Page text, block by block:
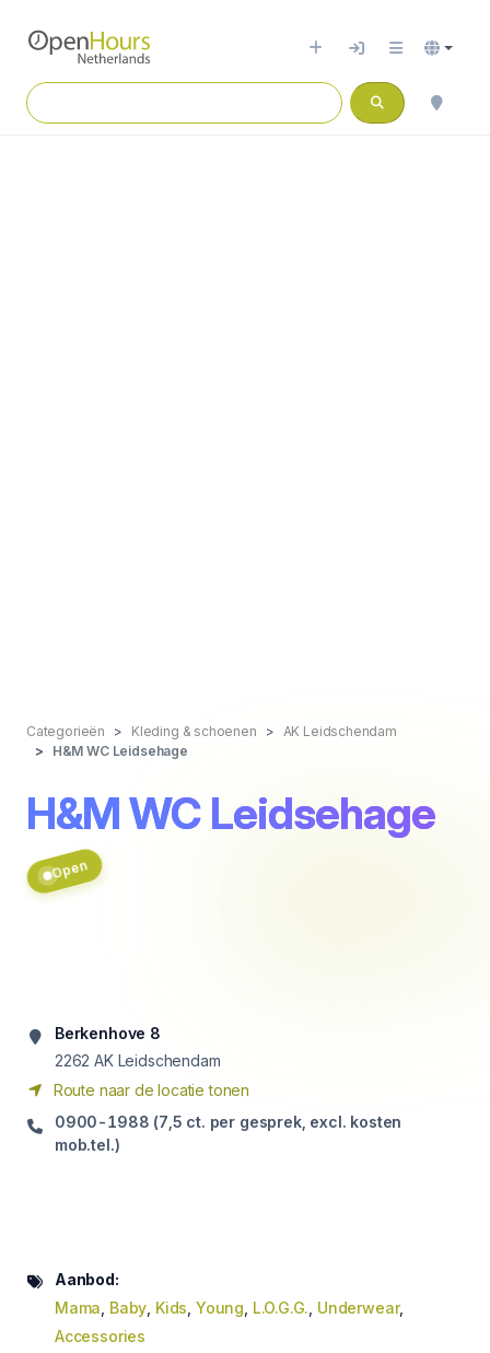
Categorieën Kleding & schoenen
AK Leidschendam
H&M WC Leidsehage
H&M WC Leidsehage
Open
Berkenhove 8
2262 AK Leidschendam
Route naar de locatie tonen
0900-1988 (7,5 ct. per gesprek, excl. kosten
mob.tel.)
Aanbod:
Mama Baby Kids Young L.O.G.G. Underwear,
Accessories